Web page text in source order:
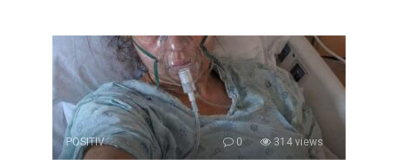
POSITIV 0 314 views